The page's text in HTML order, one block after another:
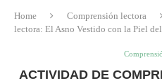
Home Comprensión lectora
lectora: El Asno Vestido con la Piel
ACTIVIDAD DE